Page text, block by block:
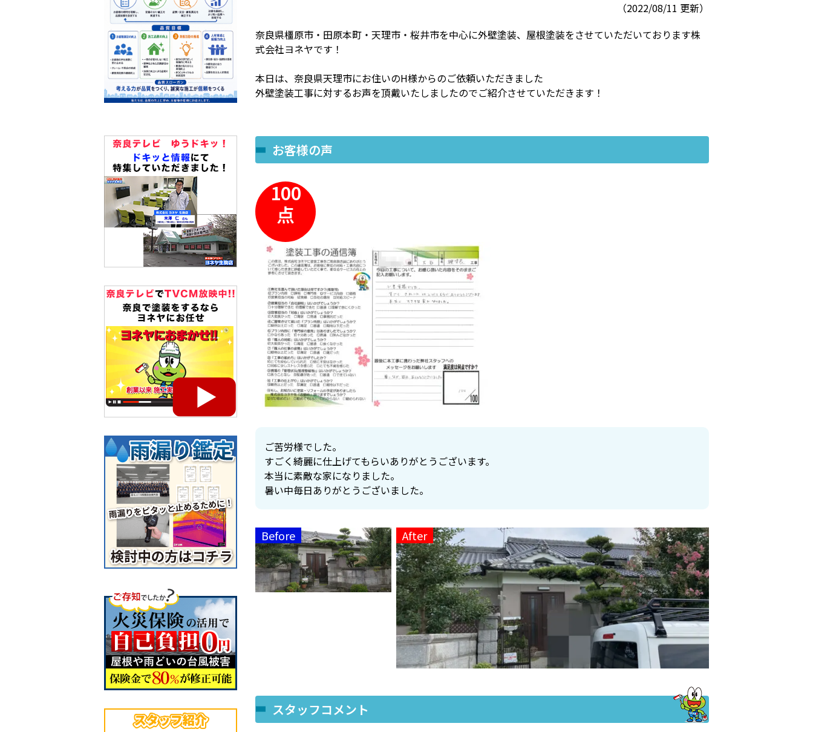
（2022/08/11 更新）
奈良県橿原市・田原本町・天理市・桜井市を中心に外壁塗装、屋根塗装をさせていただいております株
式会社ヨネヤです！
本日は、奈良県天理市にお住いのH様からのご依頼いただきました
外壁塗装工事に対するお声を頂戴いたしましたのでご紹介させていただきます！
お客様の声
100
点
ご苦労様でした。
すごく綺麗に仕上げてもらいありがとうございます。
本当に素敵な家になりました。
暑い中毎日ありがとうございました。
スタッフコメント